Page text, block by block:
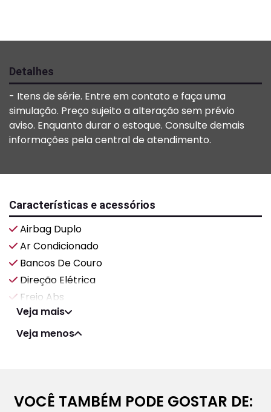
Detalhes
- Itens de série. Entre em contato e faça uma
simulação. Preço sujeito a alteração sem prévio
aviso. Enquanto durar o estoque. Consulte demais
informações pela central de atendimento.
Características e acessórios
Airbag Duplo
Ar Condicionado
Bancos De Couro
Direção Elétrica
Freio Abs
Veja mais
Veja menos
VOCÊ TAMBÉM PODE GOSTAR DE: